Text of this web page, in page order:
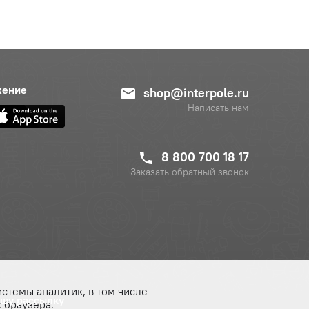
shop@interpole.ru
Написать нам
8 800 700 18 17
Заказать обратный звонок
рассылку
аналитик, в том числе
браузера.